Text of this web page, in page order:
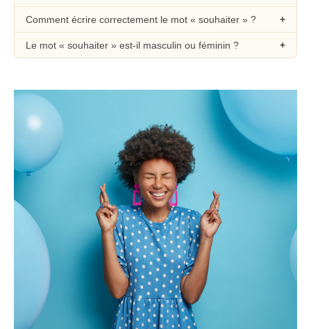
Comment écrire correctement le mot « souhaiter » ?
Le mot « souhaiter » est-il masculin ou féminin ?